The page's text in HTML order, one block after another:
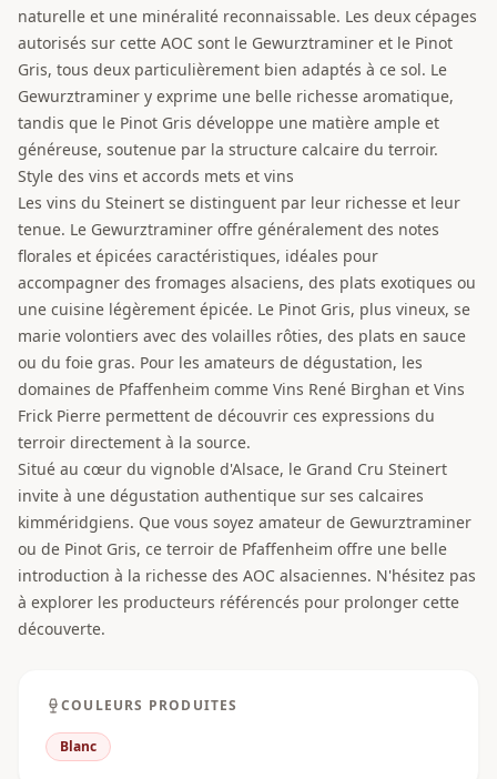
naturelle et une minéralité reconnaissable. Les deux cépages
autorisés sur cette AOC sont le Gewurztraminer et le Pinot
Gris, tous deux particulièrement bien adaptés à ce sol. Le
Gewurztraminer y exprime une belle richesse aromatique,
tandis que le Pinot Gris développe une matière ample et
généreuse, soutenue par la structure calcaire du terroir.
Style des vins et accords mets et vins
Les vins du Steinert se distinguent par leur richesse et leur
tenue. Le Gewurztraminer offre généralement des notes
florales et épicées caractéristiques, idéales pour
accompagner des fromages alsaciens, des plats exotiques ou
une cuisine légèrement épicée. Le Pinot Gris, plus vineux, se
marie volontiers avec des volailles rôties, des plats en sauce
ou du foie gras. Pour les amateurs de dégustation, les
domaines de Pfaffenheim comme Vins René Birghan et Vins
Frick Pierre permettent de découvrir ces expressions du
terroir directement à la source.
Situé au cœur du vignoble d'Alsace, le Grand Cru Steinert
invite à une dégustation authentique sur ses calcaires
kimméridgiens. Que vous soyez amateur de Gewurztraminer
ou de Pinot Gris, ce terroir de Pfaffenheim offre une belle
introduction à la richesse des AOC alsaciennes. N'hésitez pas
à explorer les producteurs référencés pour prolonger cette
découverte.
COULEURS PRODUITES
Blanc